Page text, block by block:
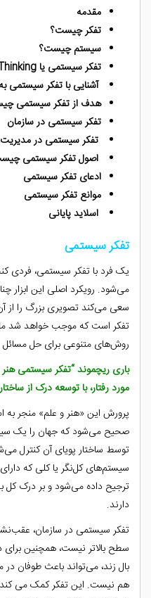
مقدمه
تفکر چیست؟
سیستم چیست؟
تفکر سیستمی یا Systematic Thinking چیست؟
آشنایی با تفکر سیستمی
هدف از تفکر سیستمی
تفکر سیستمی در سازمان
تفکر سیستمی در مدیریت
اصول تفکر سیستمی
ادعای تفکر سیستمی
موانع تفکر سیستمی
اسلاید پایانی
تفکر سیستمی
یک فرد با تفکر سیستمی، فردی
می‌شود. رویکرد اصلی این ابزار
سعی می‌کند تصویری بزرگ را از
تفکر است که موجب خواهد شد ما
روش‌های متنوعی برای حل مسائل
باری ریچموند “تفکر سیستمی
مورد رفتار، با توسعه درک از
پرورش این «هنر و علم» منجر به
صحیح می‌شود که جهان را یک
توسط ساختار پویای آن کنترل
سیستم‌های کل‌نگر یا کلی که
ترجیح داده می‌شود و بر درک کل
دارند.
تفکر سیستمی در سازمان،
سطح بالاتر نیست، همچنین
بال زند، می‌تواند باعث طوفان در
هم نیست. این تفکر کمک می